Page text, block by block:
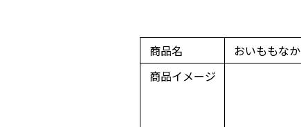
商品名
おいももなか
商品イメージ